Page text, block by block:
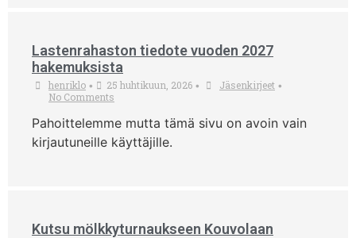
Lastenrahaston tiedote vuoden 2027
hakemuksista
henriklo • 25 huhtikuun, 2026 • Jäsenkirjeet •
No Comments
Pahoittelemme mutta tämä sivu on avoin vain
kirjautuneille käyttäjille.
Kutsu mölkkyturnaukseen Kouvolaan